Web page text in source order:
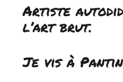
Artiste
l’art brut.
Je vis à